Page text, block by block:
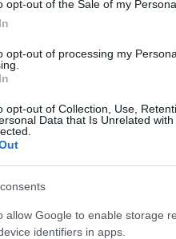
opt-out of the Sale of my
opt-out of processing my
opt-out of Collection, Use,
Data that Is Unrelated
allow Google to enable storage
identifiers in apps.
préda